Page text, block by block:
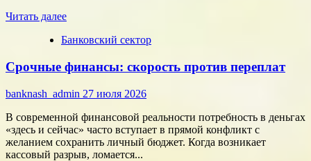
Читать далееПрочитать
о
за
внимание:
как
удивить
современного
потребителя
с
помощью
Банковский сектор
Срочные финансы: скорость против переплат
banknash_admin 27 июля 2026
В современной финансовой реальности потребность в деньгах
«здесь и сейчас» часто вступает в прямой конфликт с
желанием сохранить личный бюджет. Когда возникает
кассовый разрыв, ломается...